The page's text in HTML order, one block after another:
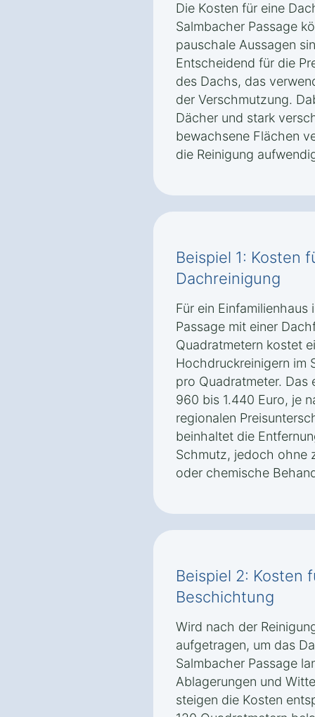
Die Kosten für eine
Salmbacher Passage
pauschale Aussagen
Entscheidend für die
des Dachs, das
der Verschmutzung.
Dächer und stark
bewachsene Flächen
die Reinigung
Beispiel 1: Kosten
Dachreinigung
Für ein
Passage mit einer
Quadratmetern kostet
Hochdruckreinigern im
pro Quadratmeter.
960 bis 1.440 Euro, je
regionalen
beinhaltet die
Schmutz, jedoch ohne
oder chemische
Beispiel 2: Kosten
Beschichtung
Wird nach der
aufgetragen, um das
Salmbacher Passage
Ablagerungen und
steigen die Kosten